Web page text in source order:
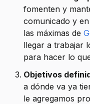
fomenten y
comunicado y
las máximas de
llegar a trabajar
para hacer lo
Objetivos
a dónde va ya
le agregamos